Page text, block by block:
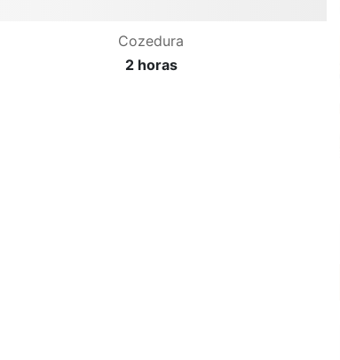
Cozedura
2 horas